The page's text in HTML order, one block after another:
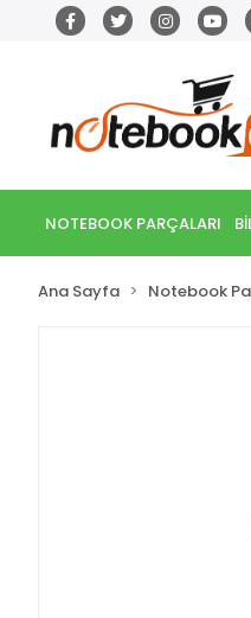
NOTEBOOK PARÇALARI
Ana Sayfa Notebook